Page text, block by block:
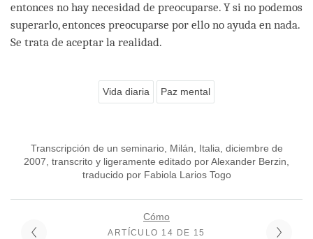
entonces no hay necesidad de preocuparse. Y si no podemos
superarlo, entonces preocuparse por ello no ayuda en nada.
Se trata de aceptar la realidad.
Vida diaria Paz mental
Transcripción de un seminario, Milán, Italia, diciembre de
2007, transcrito y ligeramente editado por Alexander Berzin,
traducido por Fabiola Larios Togo
Cómo
ARTÍCULO 14 DE 15